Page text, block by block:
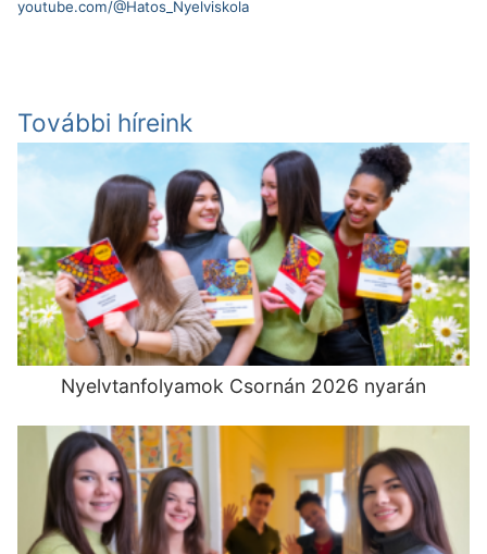
youtube.com/@Hatos_Nyelviskola
További híreink
Nyelvtanfolyamok Csornán 2026 nyarán